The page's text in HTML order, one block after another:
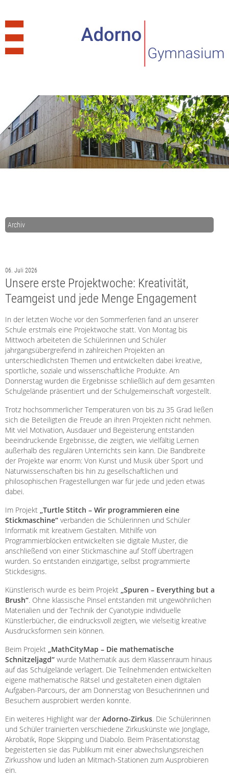
Archiv
06. Juli 2026
Unsere erste Projektwoche: Kreativität,
Teamgeist und jede Menge Engagement
In der letzten Woche vor den Sommerferien fand an unserer
Schule erstmals eine Projektwoche statt. Von Montag bis
Mittwoch arbeiteten die Schülerinnen und Schüler
jahrgangsübergreifend in zahlreichen Projekten an
unterschiedlichsten Themen und entwickelten dabei kreative,
sportliche, soziale und wissenschaftliche Produkte. Am
Donnerstag wurden die Ergebnisse schließlich auf dem gesamten
Schulgelände präsentiert und der Schulgemeinschaft vorgestellt.
Trotz hochsommerlicher Temperaturen von bis zu 35 Grad ließen
sich die Beteiligten die Freude an ihren Projekten nicht nehmen.
Mit viel Motivation, Ausdauer und Begeisterung entstanden
beeindruckende Ergebnisse, die zeigten, wie vielfältig Lernen
außerhalb des regulären Unterrichts sein kann. Die Bandbreite
der Projekte war enorm: Von Kunst und Musik über Sport und
Naturwissenschaften bis hin zu gesellschaftlichen und
philosophischen Fragestellungen war für jede und jeden etwas
dabei.
Im Projekt „Turtle Stitch – Wir programmieren eine
Stickmaschine“ verbanden die Schülerinnen und Schüler
Informatik mit kreativem Gestalten. Mithilfe von
Programmierblöcken entwickelten sie digitale Muster, die
anschließend von einer Stickmaschine auf Stoff übertragen
wurden. So entstanden einzigartige, selbst programmierte
Stickdesigns.
Künstlerisch wurde es beim Projekt „Spuren – Everything but a
Brush“. Ohne klassische Pinsel entstanden mit ungewöhnlichen
Materialien und der Technik der Cyanotypie individuelle
Künstlerbücher, die eindrucksvoll zeigten, wie vielseitig kreative
Ausdrucksformen sein können.
Beim Projekt „MathCityMap – Die mathematische
Schnitzeljagd“ wurde Mathematik aus dem Klassenraum hinaus
auf das Schulgelände verlagert. Die Teilnehmenden entwickelten
eigene mathematische Rätsel und gestalteten einen digitalen
Aufgaben-Parcours, der am Donnerstag von Besucherinnen und
Besuchern ausprobiert werden konnte.
Ein weiteres Highlight war der Adorno-Zirkus. Die Schülerinnen
und Schüler trainierten verschiedene Zirkuskünste wie Jonglage,
Akrobatik, Rope Skipping und Diabolo. Beim Präsentationstag
begeisterten sie das Publikum mit einer abwechslungsreichen
Zirkusshow und luden an Mitmach-Stationen zum Ausprobieren
ein.